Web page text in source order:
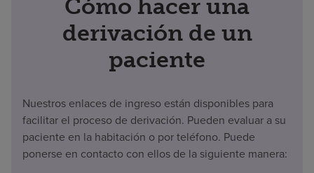
Cómo hacer una
derivación de un
paciente
Nuestros enlaces de ingreso están disponibles para
facilitar el proceso de derivación. Pueden evaluar a su
paciente en la habitación o por teléfono. Puede
ponerse en contacto con ellos de la siguiente manera: